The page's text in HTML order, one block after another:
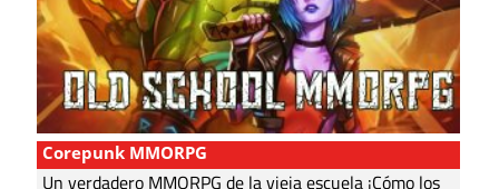
Corepunk MMORPG
Un verdadero MMORPG de la vieja escuela ¡Cómo los